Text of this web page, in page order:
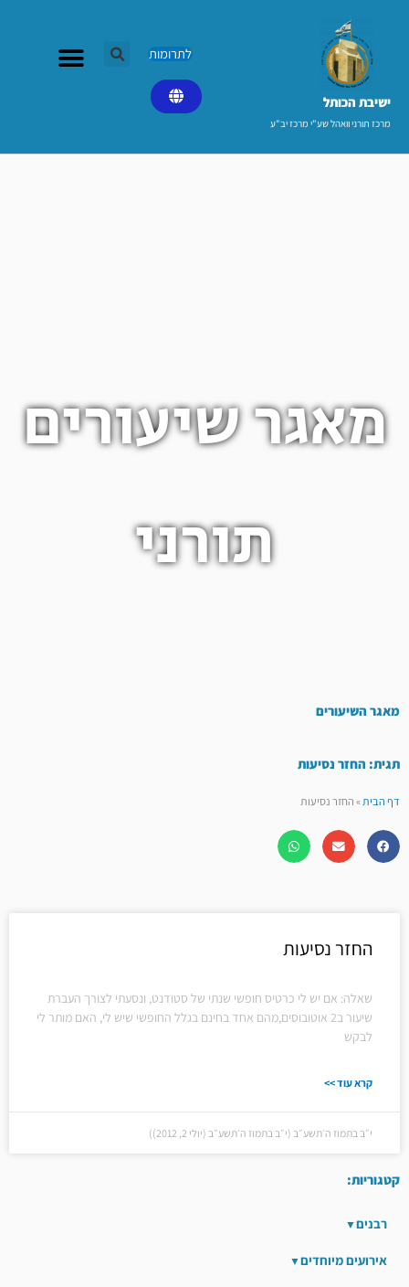
ישיבת הכותל​
מרכז תורני וואהל שע"י מרכז יב"ע
לתרומות
מאגר שיעורים
תורני
מאגר השיעורים
תגית: החזר נסיעות
דף הבית»החזר נסיעות
החזר נסיעות
שאלה: אם יש לי כרטיס חופשי שנתי של סטודנט, ונסעתי לצורך העברת
שיעור ב2 אוטובוסים,מהם אחד בחינם בגלל החופשי שיש לי, האם מותר לי
לבקש
קרא עוד >>
י״ב בתמוז ה׳תשע״ב (י״ב בתמוז ה׳תשע״ב (יולי 2, 2012))
קטגוריות:
רבנים
אירועים מיוחדים